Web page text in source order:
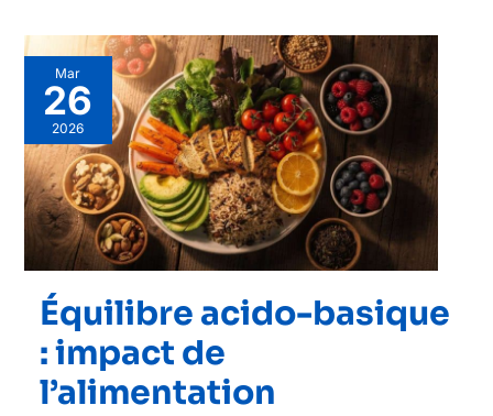
Mar
26
2026
Équilibre acido-basique
: impact de
l’alimentation